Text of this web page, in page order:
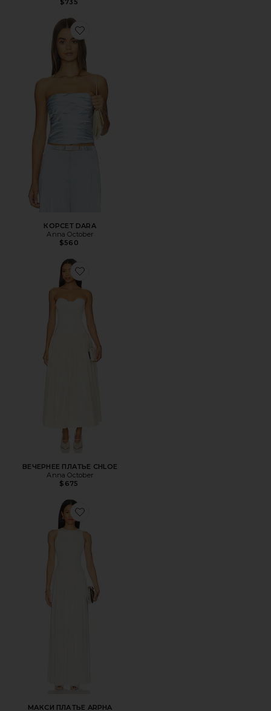
Favorite КОРСЕТ DARA
КОРСЕТ DARA
Anna October
$560
Favorite ВЕЧЕРНЕЕ ПЛАТЬЕ CHLOE
ВЕЧЕРНЕЕ ПЛАТЬЕ CHLOE
Anna October
$675
Favorite МАКСИ ПЛАТЬЕ ARPHA
МАКСИ ПЛАТЬЕ ARPHA